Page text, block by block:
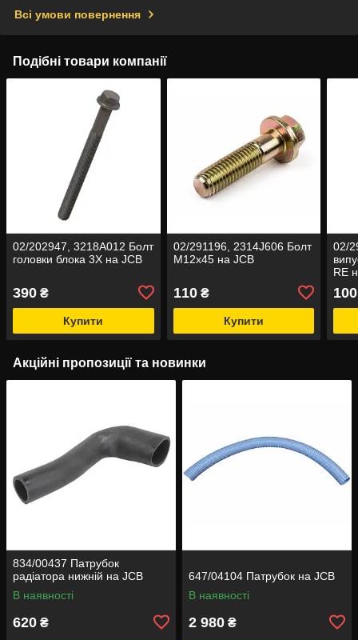
Всі умови повернення
Подібні товари компанії
02/202947, 3218A012 Болт
головки блока 3X на JCB
390 ₴
Купити
02/291196, 2314J606 Болт
M12x45 на JCB
110₴
Купити
02/
RE
100
Акційні пропозиції та новинки
834/00437 Патрубок
радіатора нижній на JCB
В наявності
620 ₴
647/04104 Патрубок на JCB
В наявності
2 980 ₴